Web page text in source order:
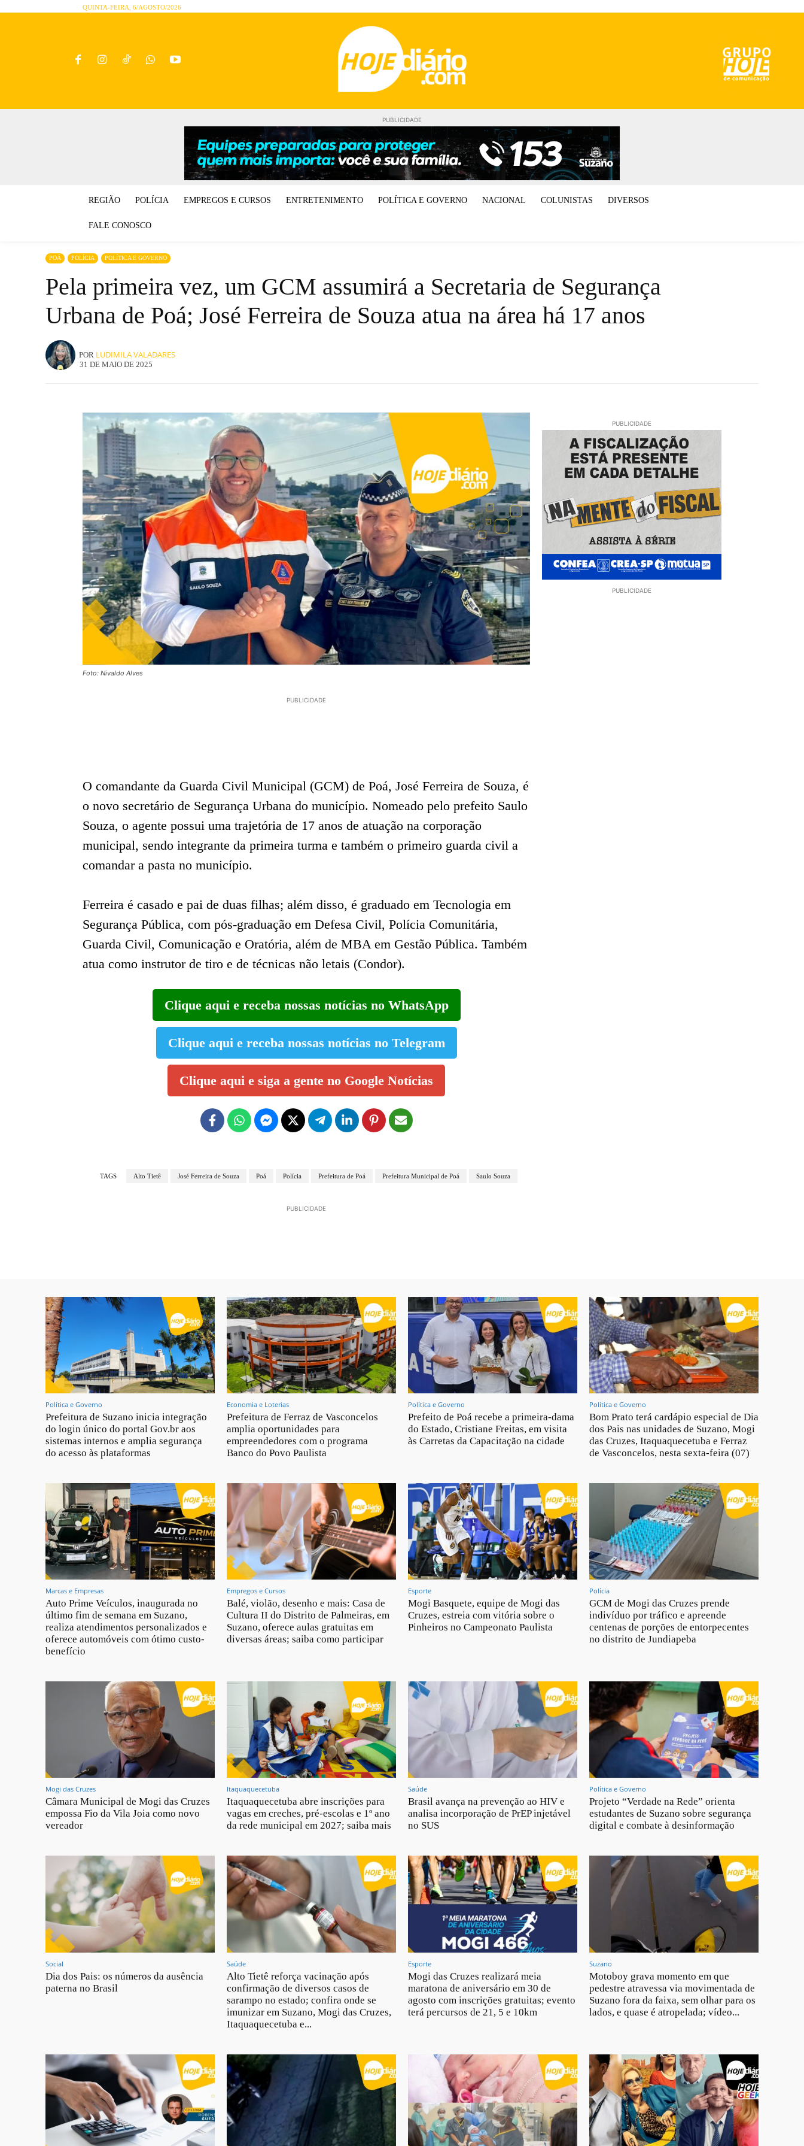
QUINTA-FEIRA, 6/AGOSTO/2026
PUBLICIDADE
REGIÃO POLÍCIA EMPREGOS E CURSOS ENTRETENIMENTO POLÍTICA E GOVERNO NACIONAL COLUNISTAS DIVERSOS
FALE CONOSCO
POÁ POLÍCIA POLÍTICA E GOVERNO
Pela primeira vez, um GCM assumirá a Secretaria de Segurança
Urbana de Poá; José Ferreira de Souza atua na área há 17 anos
POR LUDIMILA VALADARES
31 DE MAIO DE 2025
Foto: Nivaldo Alves
PUBLICIDADE
O comandante da Guarda Civil Municipal (GCM) de Poá, José Ferreira de Souza, é
o novo secretário de Segurança Urbana do município. Nomeado pelo prefeito Saulo
Souza, o agente possui uma trajetória de 17 anos de atuação na corporação
municipal, sendo integrante da primeira turma e também o primeiro guarda civil a
comandar a pasta no município.
Ferreira é casado e pai de duas filhas; além disso, é graduado em Tecnologia em
Segurança Pública, com pós-graduação em Defesa Civil, Polícia Comunitária,
Guarda Civil, Comunicação e Oratória, além de MBA em Gestão Pública. Também
atua como instrutor de tiro e de técnicas não letais (Condor).
Clique aqui e receba nossas notícias no WhatsApp
Clique aqui e receba nossas notícias no Telegram
Clique aqui e siga a gente no Google Notícias
TAGS Alto Tietê José Ferreira de Souza Poá Polícia Prefeitura de Poá Prefeitura Municipal de Poá Saulo Souza
PUBLICIDADE
PUBLICIDADE
PUBLICIDADE
Política e Governo
Prefeitura de Suzano inicia integração
do login único do portal Gov.br aos
sistemas internos e amplia segurança
do acesso às plataformas
Economia e Loterias
Prefeitura de Ferraz de Vasconcelos
amplia oportunidades para
empreendedores com o programa
Banco do Povo Paulista
Política e Governo
Prefeito de Poá recebe a primeira-dama
do Estado, Cristiane Freitas, em visita
às Carretas da Capacitação na cidade
Política e Governo
Bom Prato terá cardápio especial de Dia
dos Pais nas unidades de Suzano, Mogi
das Cruzes, Itaquaquecetuba e Ferraz
de Vasconcelos, nesta sexta-feira (07)
Marcas e Empresas
Auto Prime Veículos, inaugurada no
último fim de semana em Suzano,
realiza atendimentos personalizados e
oferece automóveis com ótimo custo-
benefício
Empregos e Cursos
Balé, violão, desenho e mais: Casa de
Cultura II do Distrito de Palmeiras, em
Suzano, oferece aulas gratuitas em
diversas áreas; saiba como participar
Esporte
Mogi Basquete, equipe de Mogi das
Cruzes, estreia com vitória sobre o
Pinheiros no Campeonato Paulista
Polícia
GCM de Mogi das Cruzes prende
indivíduo por tráfico e apreende
centenas de porções de entorpecentes
no distrito de Jundiapeba
Mogi das Cruzes
Câmara Municipal de Mogi das Cruzes
empossa Fio da Vila Joia como novo
vereador
Itaquaquecetuba
Itaquaquecetuba abre inscrições para
vagas em creches, pré-escolas e 1º ano
da rede municipal em 2027; saiba mais
Saúde
Brasil avança na prevenção ao HIV e
analisa incorporação de PrEP injetável
no SUS
Política e Governo
Projeto “Verdade na Rede” orienta
estudantes de Suzano sobre segurança
digital e combate à desinformação
Social
Dia dos Pais: os números da ausência
paterna no Brasil
Saúde
Alto Tietê reforça vacinação após
confirmação de diversos casos de
sarampo no estado; confira onde se
imunizar em Suzano, Mogi das Cruzes,
Itaquaquecetuba e...
Esporte
Mogi das Cruzes realizará meia
maratona de aniversário em 30 de
agosto com inscrições gratuitas; evento
terá percursos de 21, 5 e 10km
Suzano
Motoboy grava momento em que
pedestre atravessa via movimentada de
Suzano fora da faixa, sem olhar para os
lados, e quase é atropelada; vídeo...